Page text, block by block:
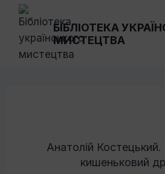
Перейти
вмісту
БІБЛІОТЕКА
МИСТЕЦТВА
Анатолій
кишеньковий